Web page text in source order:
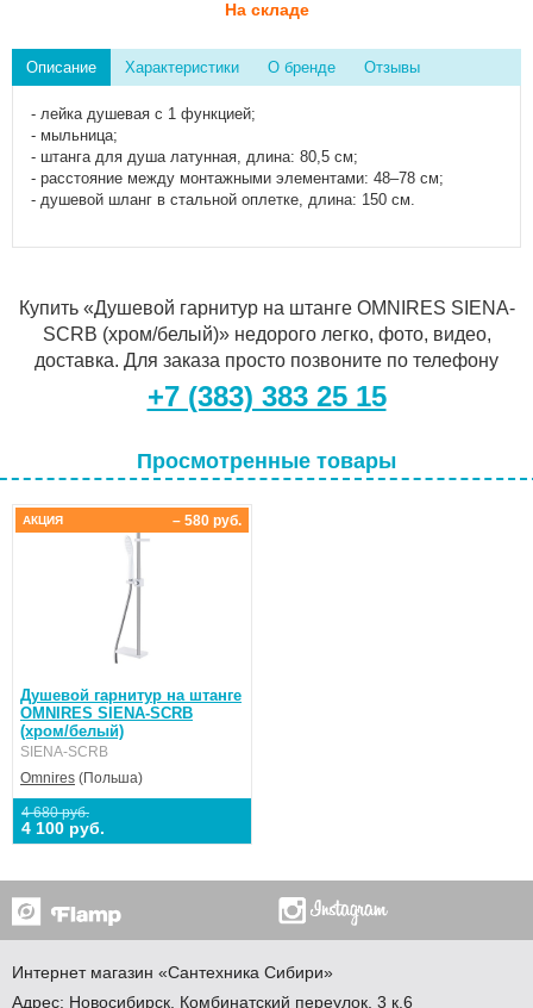
На складе
Описание Характеристики О бренде Отзывы
- лейка душевая с 1 функцией;
- мыльница;
- штанга для душа латунная, длина: 80,5 см;
- расстояние между монтажными элементами: 48–78 см;
- душевой шланг в стальной оплетке, длина: 150 см.
Купить «Душевой гарнитур на штанге OMNIRES SIENA-
SCRB (хром/белый)» недорого легко, фото, видео,
доставка. Для заказа просто позвоните по телефону
+7 (383) 383 25 15
Просмотренные товары
Душевой гарнитур на штанге
OMNIRES SIENA-SCRB
(хром/белый)
SIENA-SCRB
Omnires (Польша)
4 680 руб.
4 100 руб.
– 580 руб.
АКЦИЯ
Интернет магазин «Сантехника Сибири»
Адрес: Новосибирск Комбинатский переулок, 3 к.6